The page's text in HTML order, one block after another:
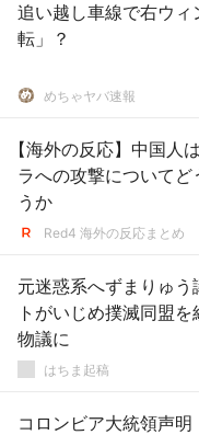
追い越し車線で右ウ
転」？
めちゃヤバ速報
【海外の反応】中国人
ラへの攻撃についてど
うか
Red4 海外の反応まとめ
元迷惑系へずまりゅ
トがいじめ撲滅同盟
物議に
はちま起稿
コロンビア大統領声明